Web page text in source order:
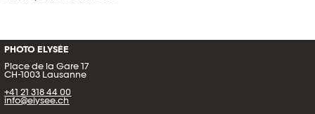
PHOTO ELYSÉE
Place de la Gare 17
CH-1003 Lausanne
+41 21 318 44 00
info@elysee.ch